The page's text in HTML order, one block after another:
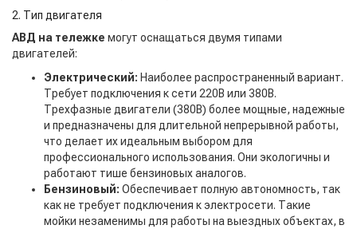
2. Тип двигателя
АВД на тележке могут оснащаться двумя типами
двигателей:
Электрический: Наиболее распространенный вариант.
Требует подключения к сети 220В или 380В.
Трехфазные двигатели (380В) более мощные, надежные
и предназначены для длительной непрерывной работы,
что делает их идеальным выбором для
профессионального использования. Они экологичны и
работают тише бензиновых аналогов.
Бензиновый: Обеспечивает полную автономность, так
как не требует подключения к электросети. Такие
мойки незаменимы для работы на выездных объектах, в